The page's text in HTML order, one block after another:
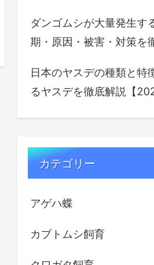
ダンゴムシが大量発生す
期・原因・被害・対策を
日本のヤスデの種類と特
るヤスデを徹底解説【
カテゴリー
アゲハ蝶
カブトムシ飼育